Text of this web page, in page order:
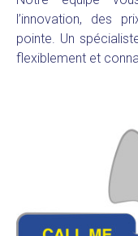
l’innovation, des
pointe. Un
flexiblement et